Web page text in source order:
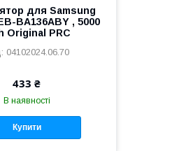
для Samsung
BA136ABY , 5000
Original PRC
04102024.06.70
433 ₴
В наявності
Купити